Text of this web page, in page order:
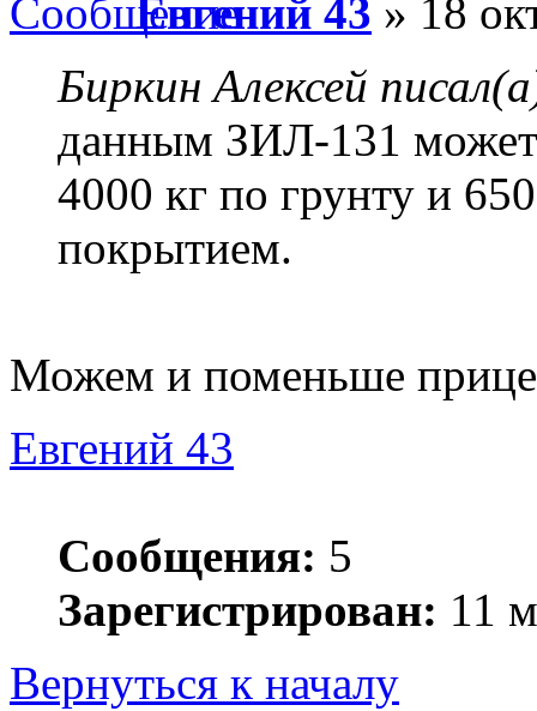
Евгений 43 » 18
Биркин Алексей
данным ЗИЛ-131 может
4000 кг по грунту и
покрытием.
Можем и поменьше
Евгений 43
Сообщения: 5
Зарегистрирован: 11
Вернуться к началу